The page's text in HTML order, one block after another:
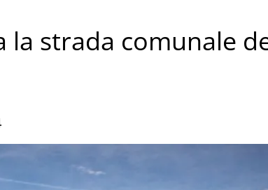
la strada comunale